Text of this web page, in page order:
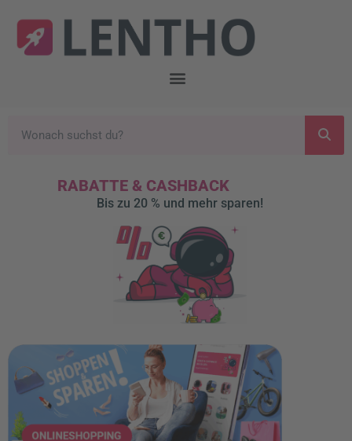
RABATTE & CASHBACK
Bis zu 20 % und mehr sparen!